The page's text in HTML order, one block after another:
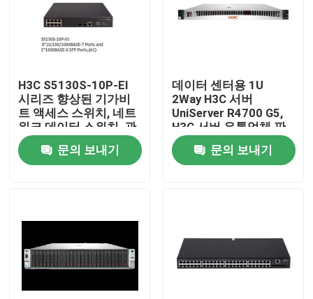
집
우리 에 관한 것
공장 견학
H3C S5130S-10P-EI
시리즈 향상된 기가비
트 액세스 스위치, 네트
워크 데이터 스위치, 관
리 네트워크 스위치 공
급 업체 문의 보내기
데이터 센터용 1U
2Way H3C 서버
UniServer R4700 G5,
H3C 서버 유통업체 판
매
문의 보내기